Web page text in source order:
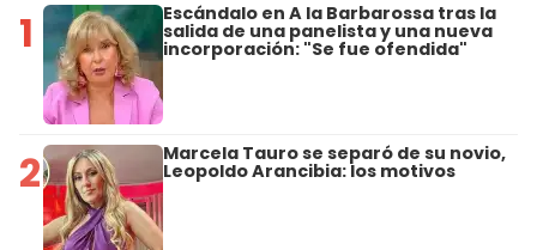
1 Escándalo en A la Barbarossa tras la
salida de una panelista y una nueva
incorporación: "Se fue ofendida"
2 Marcela Tauro se separó de su novio,
Leopoldo Arancibia: los motivos